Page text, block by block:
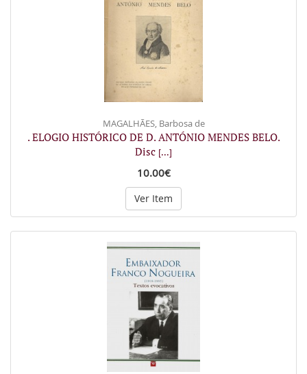
MAGALHÃES, Barbosa de
. ELOGIO HISTÓRICO DE D. ANTÓNIO MENDES BELO.
Disc [...]
10.00€
Ver Item